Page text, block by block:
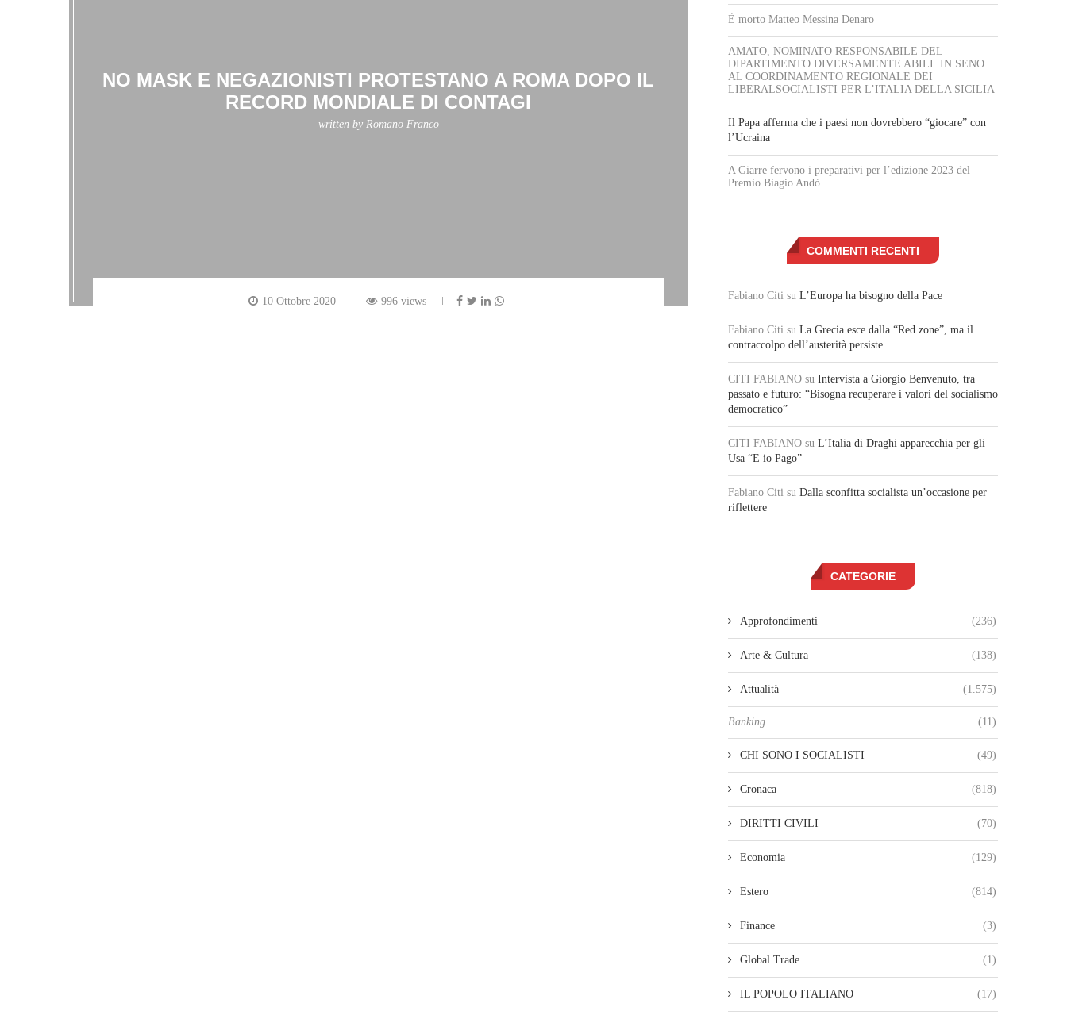
NO MASK E NEGAZIONISTI PROTESTANO A ROMA DOPO IL
RECORD MONDIALE DI CONTAGI
written by Romano Franco
10 Ottobre 2020 996 views
È morto Matteo Messina Denaro
AMATO, NOMINATO RESPONSABILE DEL
DIPARTIMENTO DIVERSAMENTE ABILI. IN SENO
AL COORDINAMENTO REGIONALE DEI
LIBERALSOCIALISTI PER L’ITALIA DELLA SICILIA
Il Papa afferma che i paesi non dovrebbero “giocare” con
l’Ucraina
A Giarre fervono i preparativi per l’edizione 2023 del
Premio Biagio Andò
COMMENTI RECENTI
Fabiano Citi su L’Europa ha bisogno della Pace
Fabiano Citi su La Grecia esce dalla “Red zone”, ma il
contraccolpo dell’austerità persiste
CITI FABIANO su Intervista a Giorgio Benvenuto, tra
passato e futuro: “Bisogna recuperare i valori del socialismo
democratico”
CITI FABIANO su L’Italia di Draghi apparecchia per gli
Usa “E io Pago”
Fabiano Citi su Dalla sconfitta socialista un’occasione per
riflettere
CATEGORIE
Approfondimenti (236)
Arte & Cultura (138)
Attualità (1.575)
Banking (11)
CHI SONO I SOCIALISTI (49)
Cronaca (818)
DIRITTI CIVILI (70)
Economia (129)
Estero (814)
Finance (3)
Global Trade (1)
IL POPOLO ITALIANO (17)